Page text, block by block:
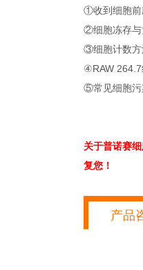
①收到细胞前
②细胞冻存与
③细胞计数方
④RAW 264.7
⑤常见细胞污
关于普诺赛
复您！
产品